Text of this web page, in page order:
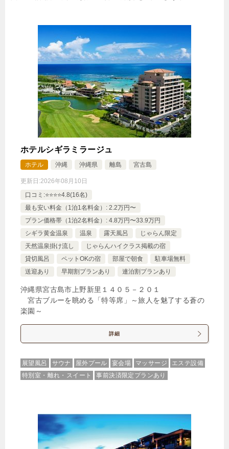
エグゼクティブオーシャンルーム＜ラウンジアクセ
ス付＞
1泊大人1名合計（税込）
32,560円
【ベストレート】プライベートプール付きのスイー
ト＜ラウンジ利用・レンタルカート付＞/朝食付
４ベッド 🍴朝食 IN15:00- OUT -11:00
特別室・スイート・離れ
プールヴィラスイート デイベッド・ロフト付 ラ
92,400円
ド・ロフト付 ラウンジアクセス
100,320円ガーデンプールスイート1ベッドル
ホテルシギラミラージュ
ホテル 沖縄 沖縄県 離島 宮古島
更新日:2026年08月10日
口コミ:⭐️⭐️⭐️⭐️4.8(16名)
最も安い料金（1泊1名料金）: 2.2万円〜
プラン価格帯（1泊2名料金）: 4.8万円〜33.9万円
シギラ黄金温泉
温泉 露天風呂
じゃらん限定
天然温泉掛け流し
じゃらんハイクラス掲載の宿
貸切風呂
ペットOKの宿 部屋で朝食
駐車場無料
送迎あり
早期割プランあり 連泊割プランあり
沖縄県宮古島市上野新里１４０５－２０１
宮古ブルーを眺める「特等席」～旅人を魅了する蒼の
楽園～
詳細
展望風呂 サウナ 屋外プール 宴会場 マッサージ
エステ設備
特別室・離れ・スイート
事前決済限定プランあり